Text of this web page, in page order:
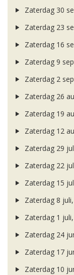
Zaterdag 30
Zaterdag 23
Zaterdag 16
Zaterdag 9
Zaterdag 2
Zaterdag 26
Zaterdag 19
Zaterdag 12
Zaterdag 29
Zaterdag 22
Zaterdag 15
Zaterdag 8
Zaterdag 1
Zaterdag 24
Zaterdag 17
Zaterdag 10